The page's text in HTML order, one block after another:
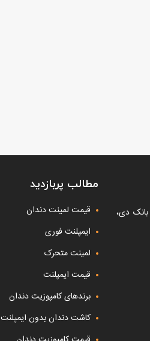
دی،
مطالب پربازدید
قیمت لمینت دندان
ایمپلنت فوری
لمینت متحرک
قیمت ایمپلنت
برندهای کامپوزیت دندان
کاشت دندان بدون ایمپلنت